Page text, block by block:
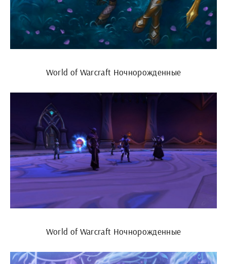
World of Warcraft Ночнорожденные
World of Warcraft Ночнорожденные